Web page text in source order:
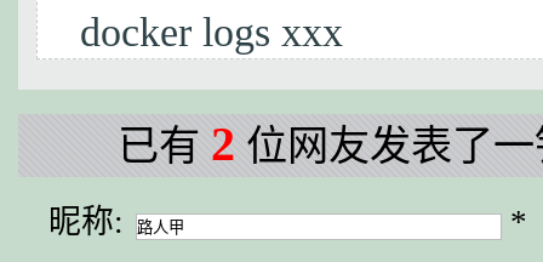
docker logs xxx
已有 2 位网友发表了
昵称:
*